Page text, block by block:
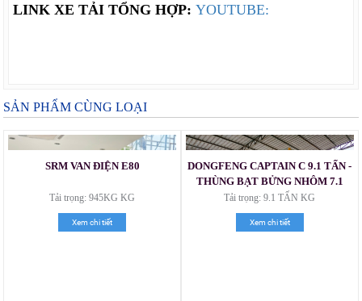
LINK XE TẢI TỔNG HỢP: YOUTUBE:
SẢN PHẨM CÙNG LOẠI
SRM VAN ĐIỆN E80
Tải trọng: 945KG KG
Xem chi tiết
DONGFENG CAPTAIN C 9.1 TẤN -
THÙNG BẠT BỬNG NHÔM 7.1
MÉT
Tải trọng: 9.1 TẤN KG
Xem chi tiết